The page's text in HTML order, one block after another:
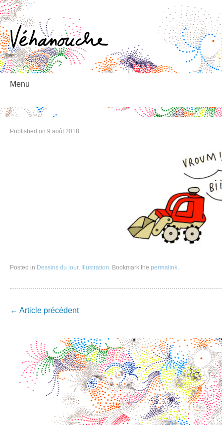
éhanouche
Menu
to
content
Published on 9 août 2018
Posted in Dessins du jour, Illustration. Bookmark the permalink.
Post
← Article précédent